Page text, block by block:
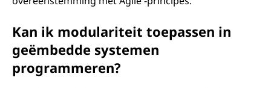
Kan ik modulariteit toepassen in
geëmbedde systemen
programmeren?